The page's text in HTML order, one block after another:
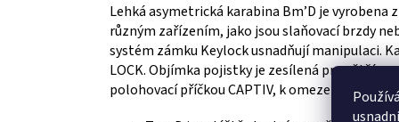
Lehká asymetrická karabina Bm’D je
různým zařízením, jako jsou slaňovací brzdy
systém zámku Keylock usnadňují manipulaci.
LOCK. Objímka pojistky je zesílená pro větší
polohovací příčkou CAPTIV, k omezení rizika